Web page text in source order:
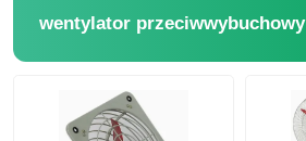
wentylator przeciwwybuchowy